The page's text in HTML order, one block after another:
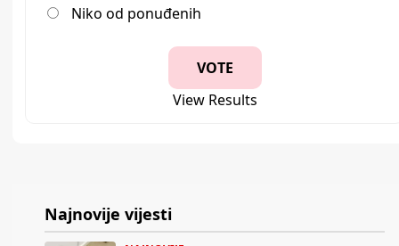
Niko od ponuđenih
View Results
Najnovije vijesti